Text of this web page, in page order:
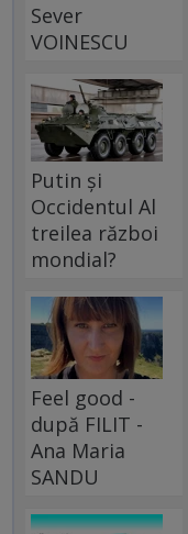
Sever
VOINESCU
Putin și
Occidentul Al
treilea război
mondial?
Feel good -
după FILIT -
Ana Maria
SANDU